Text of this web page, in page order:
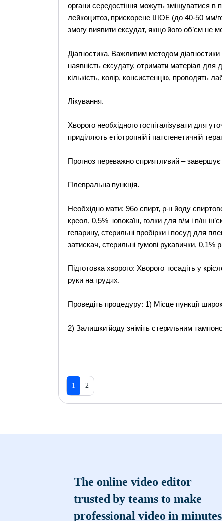
органи середостіння можуть зміщуватися в
лейкоцитоз, прискорене ШОЕ (до 40-50 мм/
змогу виявити ексудат, якщо його об’єм не
Діагностика. Важливим методом
наявність ексудату, отримати матеріал
кількість, колір, консистенцію, проводять
Лікування.
Хворого необхідного госпіталізувати для
приділяють етіотропній і патогенетичній
Прогноз переважно сприятливий –
Плевральна пункція.
Необхідно мати: 96о спирт, р-н йоду
креол, 0,5% новокаїн, голки для в/м і п/ш
гепарину, стерильні пробірки і посуд для
затискач, стерильні гумові рукавички, 0,1%
Підготовка хворого: Хворого посадіть у
руки на грудях.
Проведіть процедуру: 1) Місце пункції
2) Залишки йоду зніміть стерильним
1 2
The online video editor
trusted by teams to make
professional video in minutes